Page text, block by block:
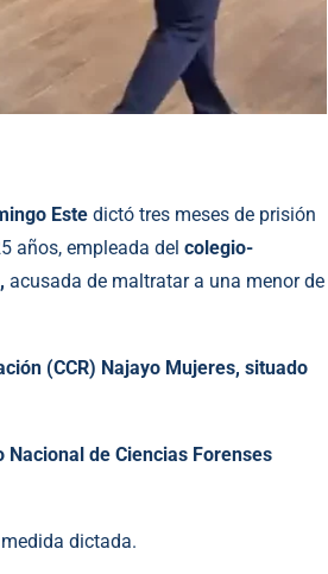
Este dictó tres meses de prisión
años, empleada del colegio-
acusada de maltratar a una menor de
(CCR) Najayo Mujeres, situado
Nacional de Ciencias Forenses
dictada.